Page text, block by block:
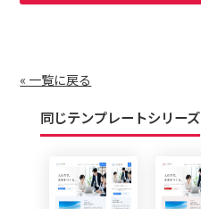
« 一覧に戻る
同じテンプレートシリーズ